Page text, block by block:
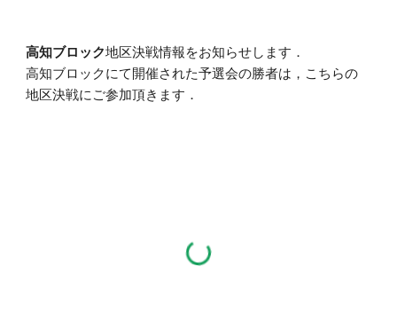
高知ブロック地区決戦情報をお知らせします．
高知ブロックにて開催された予選会の勝者は，こちらの
地区決戦にご参加頂きます．